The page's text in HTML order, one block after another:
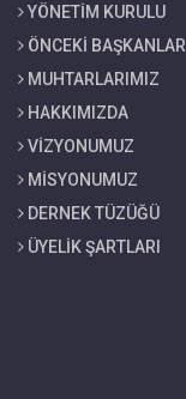
YÖNETİM KURULU
ÖNCEKİ BAŞKANLAR
MUHTARLARIMIZ
HAKKIMIZDA
VİZYONUMUZ
MİSYONUMUZ
DERNEK TÜZÜĞÜ
ÜYELİK ŞARTLARI